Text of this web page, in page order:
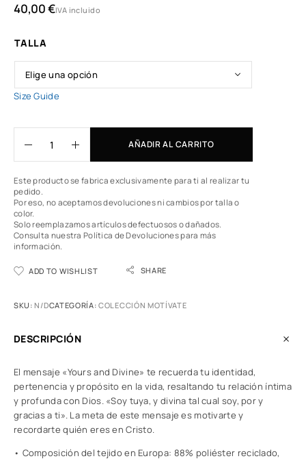
40,00€IVA incluido
TALLA
Size Guide
AÑADIR AL CARRITO
Este producto se fabrica exclusivamente para ti al realizar tu
pedido.
Por eso, no aceptamos devoluciones ni cambios por talla o
color.
Solo reemplazamos artículos defectuosos o dañados.
Consulta nuestra Política de Devolucionespara más
información.
ADD TO WISHLIST SHARE
SKU:N/DCATEGORÍA:COLECCIÓN MOTÍVATE
DESCRIPCIÓN
El mensaje «Yours and Divine» te recuerda tu identidad,
pertenencia y propósito en la vida, resaltando tu relación íntima
y profunda con Dios. «Soy tuya, y divina tal cual soy, por y
gracias a ti». La meta de este mensaje es motivarte y
recordarte quién eres en Cristo.
• Composición del tejido en Europa: 88% poliéster reciclado,